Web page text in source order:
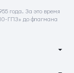
года. За это время
ГПЗ» до флагмана